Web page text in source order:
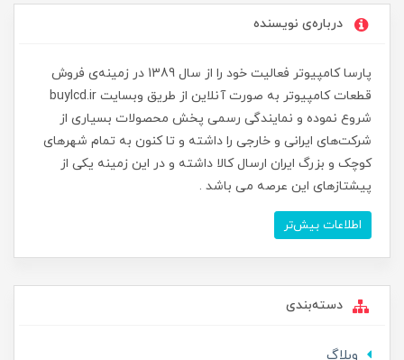
درباره‌ی نویسنده
پارسا کامپیوتر فعالیت خود را از سال 1389 در زمینه‌ی فروش
قطعات کامپیوتر به صورت آنلاین از طریق وبسایت buylcd.ir
شروع نموده و نمایندگی رسمی پخش محصولات بسیاری از
شرکت‌های ایرانی و خارجی را داشته و تا کنون به تمام شهرهای
کوچک و بزرگ ایران ارسال کالا داشته و در این زمینه یکی از
پیشتازهای این عرصه می باشد .
اطلاعات بیش‌تر
دسته‌بندی